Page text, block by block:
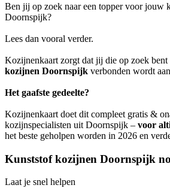
Ben jij op zoek naar een topper voor jouw
Doornspijk?
Lees dan vooral verder.
Kozijnenkaart zorgt dat jij die op zoek bent
kozijnen Doornspijk verbonden wordt
Het gaafste gedeelte?
Kozijnenkaart doet dit compleet gratis &
kozijnspecialisten uit Doornspijk – voor
het beste geholpen worden in 2026 en
Kunststof kozijnen Doornspijk
Laat je snel helpen